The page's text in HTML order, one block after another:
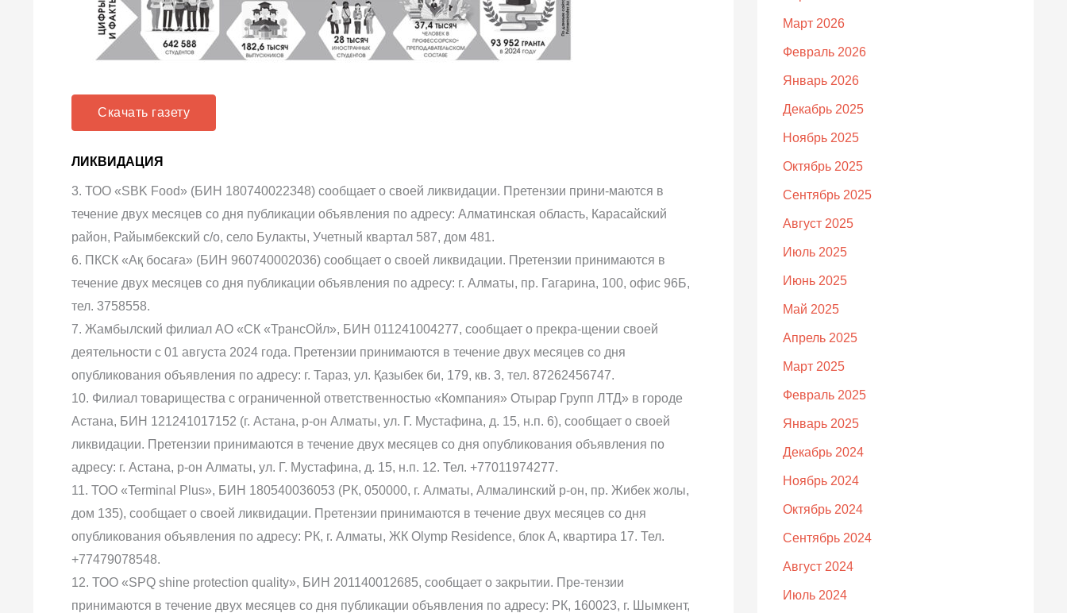
Скачать газету
ЛИКВИДАЦИЯ
3. ТОО «SBK Food» (БИН 180740022348) сообщает о своей ликвидации. Претензии прини-маются в
течение двух месяцев со дня публикации объявления по адресу: Алматинская область, Карасайский
район, Райымбекский с/о, село Булакты, Учетный квартал 587, дом 481.
6. ПКСК «Ақ босаға» (БИН 960740002036) сообщает о своей ликвидации. Претензии принимаются в
течение двух месяцев со дня публикации объявления по адресу: г. Алматы, пр. Гагарина, 100, офис 96Б,
тел. 3758558.
7. Жамбылский филиал АО «СК «ТрансОйл», БИН 011241004277, сообщает о прекра-щении своей
деятельности с 01 августа 2024 года. Претензии принимаются в течение двух месяцев со дня
опубликования объявления по адресу: г. Тараз, ул. Қазыбек би, 179, кв. 3, тел. 87262456747.
10. Филиал товарищества с ограниченной ответственностью «Компания» Отырар Групп ЛТД» в городе
Астана, БИН 121241017152 (г. Астана, р-он Алматы, ул. Г. Мустафина, д. 15, н.п. 6), сообщает о своей
ликвидации. Претензии принимаются в течение двух месяцев со дня опубликования объявления по
адресу: г. Астана, р-он Алматы, ул. Г. Мустафина, д. 15, н.п. 12. Тел. +77011974277.
11. ТОО «Terminal Plus», БИН 180540036053 (РК, 050000, г. Алматы, Алмалинский р-он, пр. Жибек жолы,
дом 135), сообщает о своей ликвидации. Претензии принимаются в течение двух месяцев со дня
опубликования объявления по адресу: РК, г. Алматы, ЖК Olymp Residence, блок А, квартира 17. Тел.
+77479078548.
12. ТОО «SPQ shine protection quality», БИН 201140012685, сообщает о закрытии. Пре-тензии
принимаются в течение двух месяцев со дня публикации объявления по адресу: РК, 160023, г. Шымкент,
Март 2026
Февраль 2026
Январь 2026
Декабрь 2025
Ноябрь 2025
Октябрь 2025
Сентябрь 2025
Август 2025
Июль 2025
Июнь 2025
Май 2025
Апрель 2025
Март 2025
Февраль 2025
Январь 2025
Декабрь 2024
Ноябрь 2024
Октябрь 2024
Сентябрь 2024
Август 2024
Июль 2024